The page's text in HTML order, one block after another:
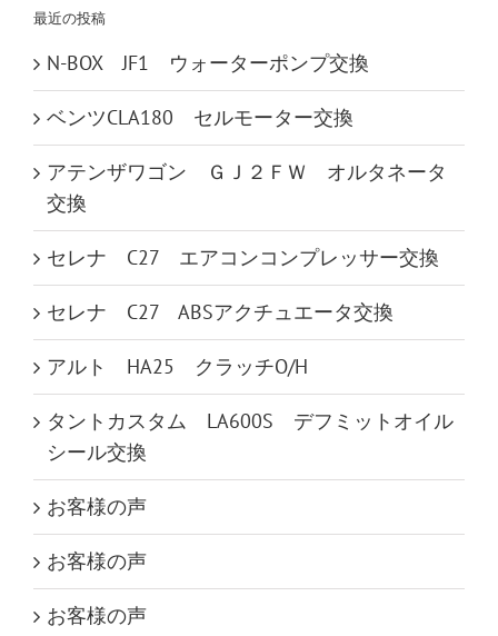
最近の投稿
N-BOX JF1 ウォーターポンプ交換
ベンツCLA180 セルモーター交換
アテンザワゴン ＧＪ２ＦＷ オルタネータ
交換
セレナ C27 エアコンコンプレッサー交換
セレナ C27 ABSアクチュエータ交換
アルト HA25 クラッチO/H
タントカスタム LA600S デフミットオイル
シール交換
お客様の声
お客様の声
お客様の声